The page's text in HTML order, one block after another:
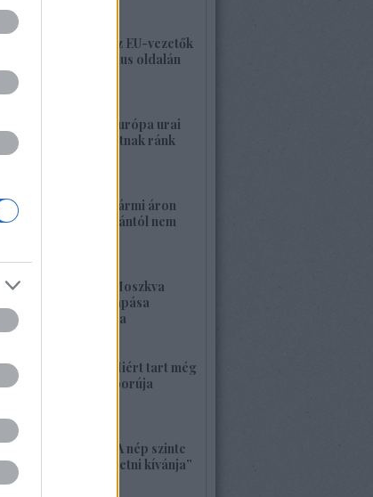
1423. BEKIÁLTÁS: Az EU-vezetők
a banderista-fasizmus oldalán
2026. május 28. 00:23
1422. BEKIÁLTÁS: Európa urai
nagy háborút hozhatnak ránk
2026. május 26. 11:25
1421. BEKIÁLTÁS: Bármi áron
megszabadulni Orbántól nem
1420. BEKIÁLTÁS: Moszkva
nagyerejű válaszcsapása
ukrajnai célpontokra
2026. május 24. 13:48
1419. BEKIÁLTÁS: Miért tart még
sokáig a Nyugat háborúja
2026. május 23. 17:35
1418. BEKIÁLTÁS: „A nép szinte
bárkit követ, aki vezetni kívánja”
2026. május 22. 18:18